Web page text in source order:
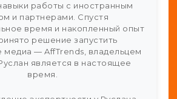
работы с иностранным
и партнерами. Спустя
время и накопленный опыт
решение запустить
медиа — AffTrends, владельцем
является в настоящее
время.